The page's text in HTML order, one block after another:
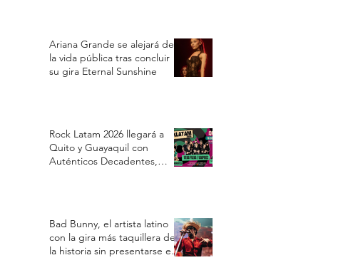
Ariana Grande se alejará de
la vida pública tras concluir
su gira Eternal Sunshine
Rock Latam 2026 llegará a
Quito y Guayaquil con
Auténticos Decadentes,
Bad Bunny, el artista latino
con la gira más taquillera de
la historia sin presentarse en